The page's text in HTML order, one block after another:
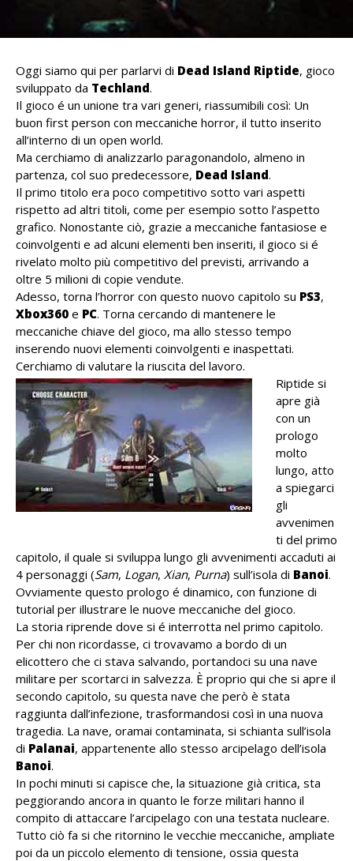
Oggi siamo qui per parlarvi di Dead Island Riptide, gioco
sviluppato da Techland.
Il gioco é un unione tra vari generi, riassumibili così: Un
buon first person con meccaniche horror, il tutto inserito
all’interno di un open world.
Ma cerchiamo di analizzarlo paragonandolo, almeno in
partenza, col suo predecessore, Dead Island.
Il primo titolo era poco competitivo sotto vari aspetti
rispetto ad altri titoli, come per esempio sotto l’aspetto
grafico. Nonostante ciò, grazie a meccaniche fantasiose e
coinvolgenti e ad alcuni elementi ben inseriti, il gioco si é
rivelato molto più competitivo del previsti, arrivando a
oltre 5 milioni di copie vendute.
Adesso, torna l’horror con questo nuovo capitolo su PS3,
Xbox360 e PC. Torna cercando di mantenere le
meccaniche chiave del gioco, ma allo stesso tempo
inserendo nuovi elementi coinvolgenti e inaspettati.
Cerchiamo di valutare la riuscita del lavoro.
Riptide si
apre già
con un
prologo
molto
lungo, atto
a spiegarci
gli
avvenimen
ti del primo
capitolo, il quale si sviluppa lungo gli avvenimenti accaduti ai
4 personaggi (Sam, Logan, Xian, Purna) sull’isola di Banoi.
Ovviamente questo prologo é dinamico, con funzione di
tutorial per illustrare le nuove meccaniche del gioco.
La storia riprende dove si é interrotta nel primo capitolo.
Per chi non ricordasse, ci trovavamo a bordo di un
elicottero che ci stava salvando, portandoci su una nave
militare per scortarci in salvezza. È proprio qui che si apre il
secondo capitolo, su questa nave che però è stata
raggiunta dall’infezione, trasformandosi così in una nuova
tragedia. La nave, oramai contaminata, si schianta sull’isola
di Palanai, appartenente allo stesso arcipelago dell’isola
Banoi.
In pochi minuti si capisce che, la situazione già critica, sta
peggiorando ancora in quanto le forze militari hanno il
compito di attaccare l’arcipelago con una testata nucleare.
Tutto ciò fa si che ritornino le vecchie meccaniche, ampliate
poi da un piccolo elemento di tensione, ossia questa